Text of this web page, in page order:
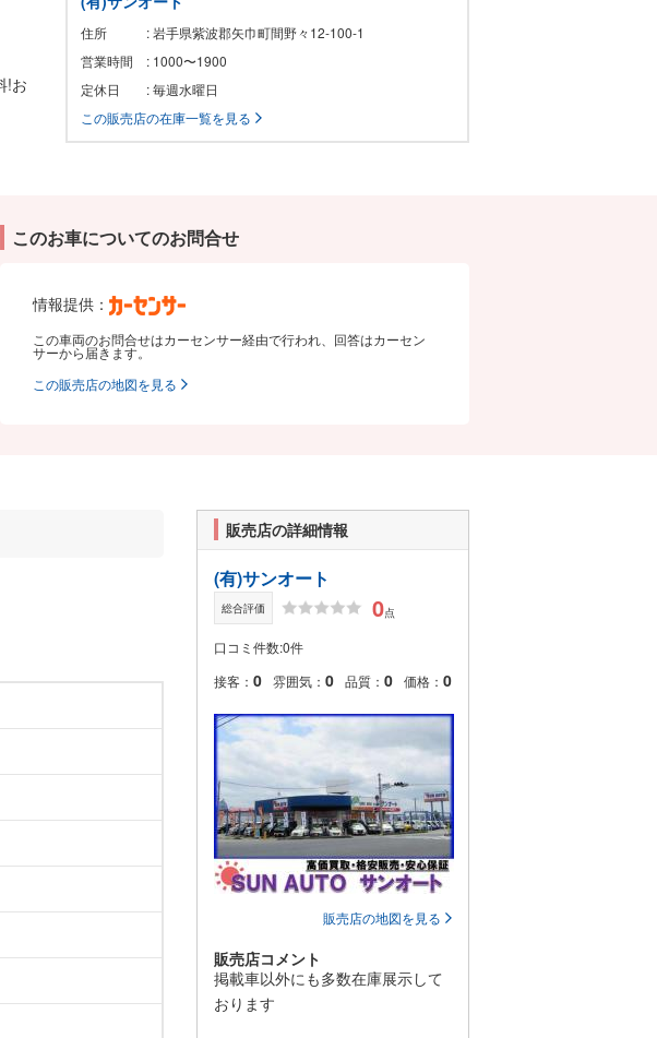
!お
住所
: 岩手県紫波郡矢巾町間野々12-100-1
営業時間
: 1000〜1900
定休日
: 毎週水曜日
この販売店の在庫一覧を見る
このお車についてのお問合せ
情報提供：
この車両のお問合せはカーセンサー経由で行われ、回答はカーセン
サーから届きます。
この販売店の地図を見る
販売店の詳細情報
(有)サンオート
総合評価 0点
口コミ件数:0件
接客： 0 雰囲気： 0 品質： 0 価格： 0
販売店の地図を見る
販売店コメント
掲載車以外にも多数在庫展示して
おります